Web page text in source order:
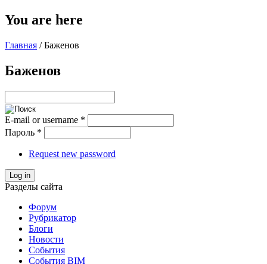
You are here
Главная / Баженов
Баженов
E-mail or username *
Пароль *
Request new password
Log in
Разделы сайта
Форум
Рубрикатор
Блоги
Новости
События
События BIM